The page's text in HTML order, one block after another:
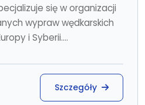
się w organizacji
wypraw wędkarskich
i Syberii....
Szczegóły